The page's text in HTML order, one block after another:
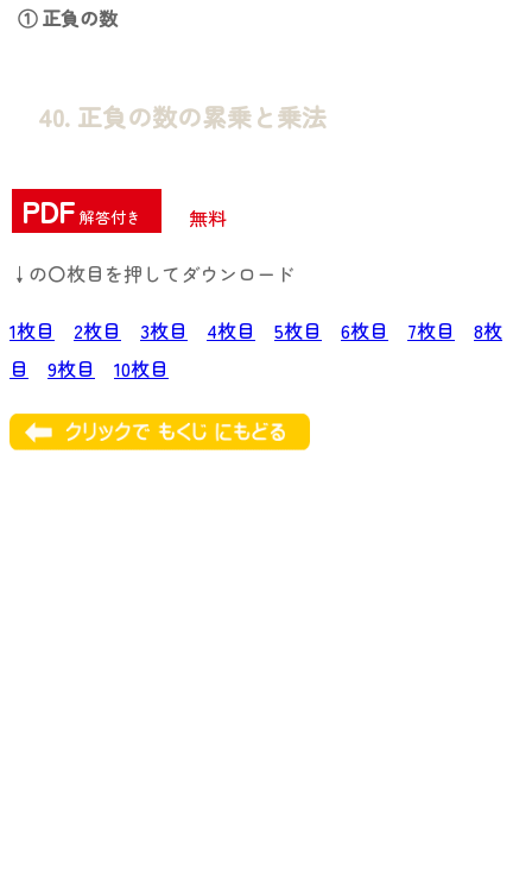
① 正負の数
40. 正負の数の累乗と乗法
PDF 解答付き
無料
↓の〇枚目を押してダウンロード
1枚目
2枚目 3枚目 4枚目 5枚目 6枚目 7枚目
8枚
目
9枚目 10枚目